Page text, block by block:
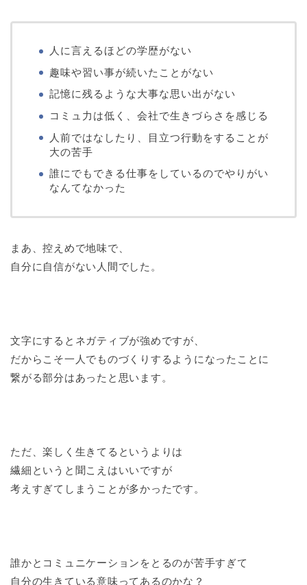
人に言えるほどの学歴がない
趣味や習い事が続いたことがない
記憶に残るような大事な思い出がない
コミュ力は低く、会社で生きづらさを感じる
人前ではなしたり、目立つ行動をすることが
大の苦手
誰にでもできる仕事をしているのでやりがい
なんてなかった
まあ、控えめで地味で、
自分に自信がない人間でした。
文字にするとネガティブが強めですが、
だからこそ一人でものづくりするようになったことに
繋がる部分はあったと思います。
ただ、楽しく生きてるというよりは
繊細というと聞こえはいいですが
考えすぎてしまうことが多かったです。
誰かとコミュニケーションをとるのが苦手すぎて
自分の生きている意味ってあるのかな？